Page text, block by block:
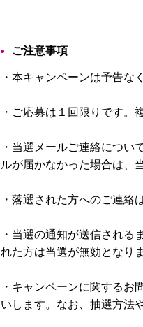
ご注意事項
・本キャンペーンは予告な
・ご応募は１回限りです。
・当選メールご連絡につい
ルが届かなかった場合は、
・落選された方へのご連絡
・当選の通知が送信される
れた方は当選が無効となりま
・キャンペーンに関するお
いします。なお、抽選方法